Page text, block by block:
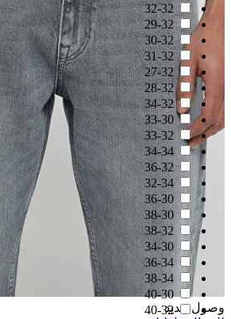
32-32
29-32
30-32
31-32
27-32
28-32
34-32
33-30
33-32
34-34
36-32
32-34
36-30
38-30
38-32
34-30
36-34
38-34
40-30
40-32وصول جديد